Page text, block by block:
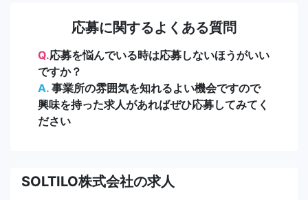
応募に関するよくある質問
Q.応募を悩んでいる時は応募しないほうがいい
ですか？
A. 事業所の雰囲気を知れるよい機会ですので
興味を持った求人があればぜひ応募してみてく
ださい
SOLTILO株式会社の求人